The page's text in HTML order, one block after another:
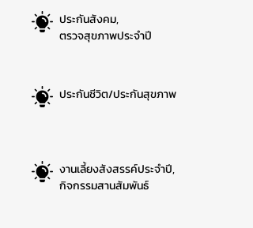
ประกันสังคม,
ตรวจสุขภาพประจำปี
ประกันชีวิต/ประกันสุขภาพ
งานเลี้ยงสังสรรค์ประจำปี,
กิจกรรมสานสัมพันธ์